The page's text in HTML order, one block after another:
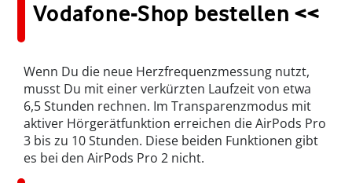
Vodafone-Shop bestellen <<
Wenn Du die neue Herzfrequenzmessung nutzt,
musst Du mit einer verkürzten Laufzeit von etwa
6,5 Stunden rechnen. Im Transparenzmodus mit
aktiver Hörgerätfunktion erreichen die AirPods Pro
3 bis zu 10 Stunden. Diese beiden Funktionen gibt
es bei den AirPods Pro 2 nicht.